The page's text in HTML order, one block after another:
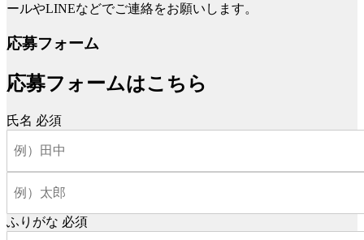
ールやLINEなどでご連絡をお願いします。
応募フォーム
応募フォームはこちら
氏名 必須
ふりがな 必須